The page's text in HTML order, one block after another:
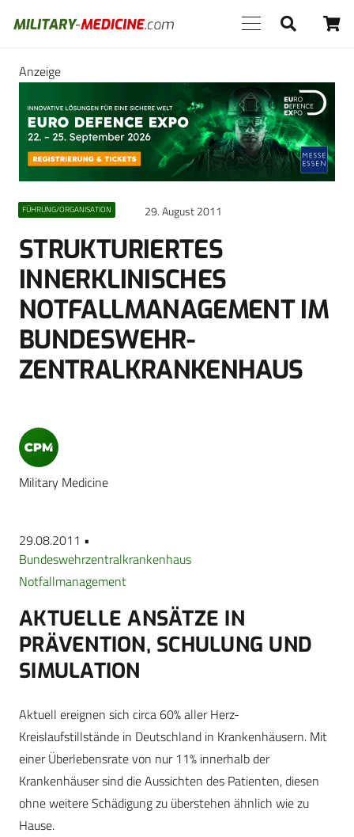
Anzeige
FÜHRUNG/ORGANISATION 29. August 2011
STRUKTURIERTES
INNERKLINISCHES
NOTFALLMANAGEMENT IM
BUNDESWEHR-
ZENTRALKRANKENHAUS
Military Medicine
29.08.2011 •
Bundeswehrzentralkrankenhaus
Notfallmanagement
AKTUELLE ANSÄTZE IN
PRÄVENTION, SCHULUNG UND
SIMULATION
Aktuell ereignen sich circa 60% aller Herz-
Kreislaufstillstände in Deutschland in Krankenhäusern. Mit
einer Überlebensrate von nur 11% innerhalb der
Krankenhäuser sind die Aussichten des Patienten, diesen
ohne weitere Schädigung zu überstehen ähnlich wie zu
Hause.